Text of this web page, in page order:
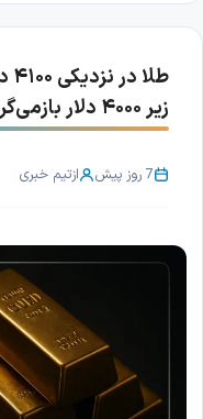
زیر ۴۰۰۰ دلار بازمی‌گردد؟
7 روز پیش ازتیم خبری